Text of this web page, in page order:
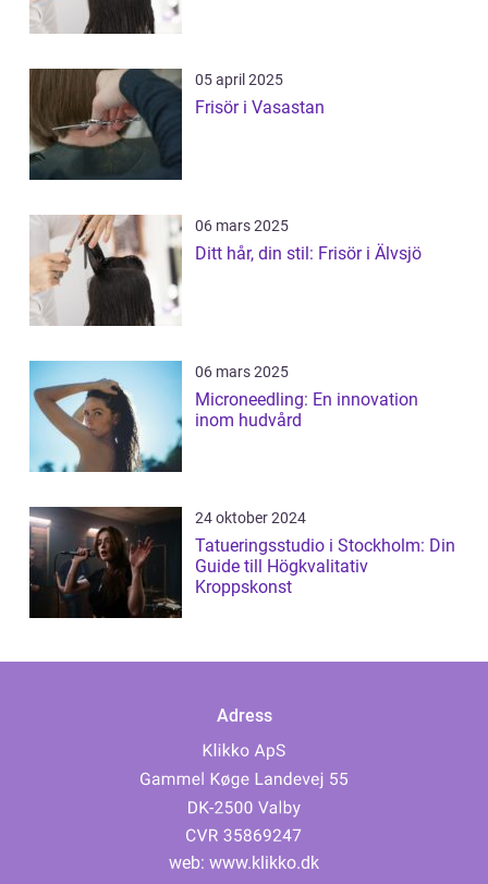
05 april 2025
Frisör i Vasastan
06 mars 2025
Ditt hår, din stil: Frisör i Älvsjö
06 mars 2025
Microneedling: En innovation
inom hudvård
24 oktober 2024
Tatueringsstudio i Stockholm: Din
Guide till Högkvalitativ
Kroppskonst
Adress
web: www.klikko.dk